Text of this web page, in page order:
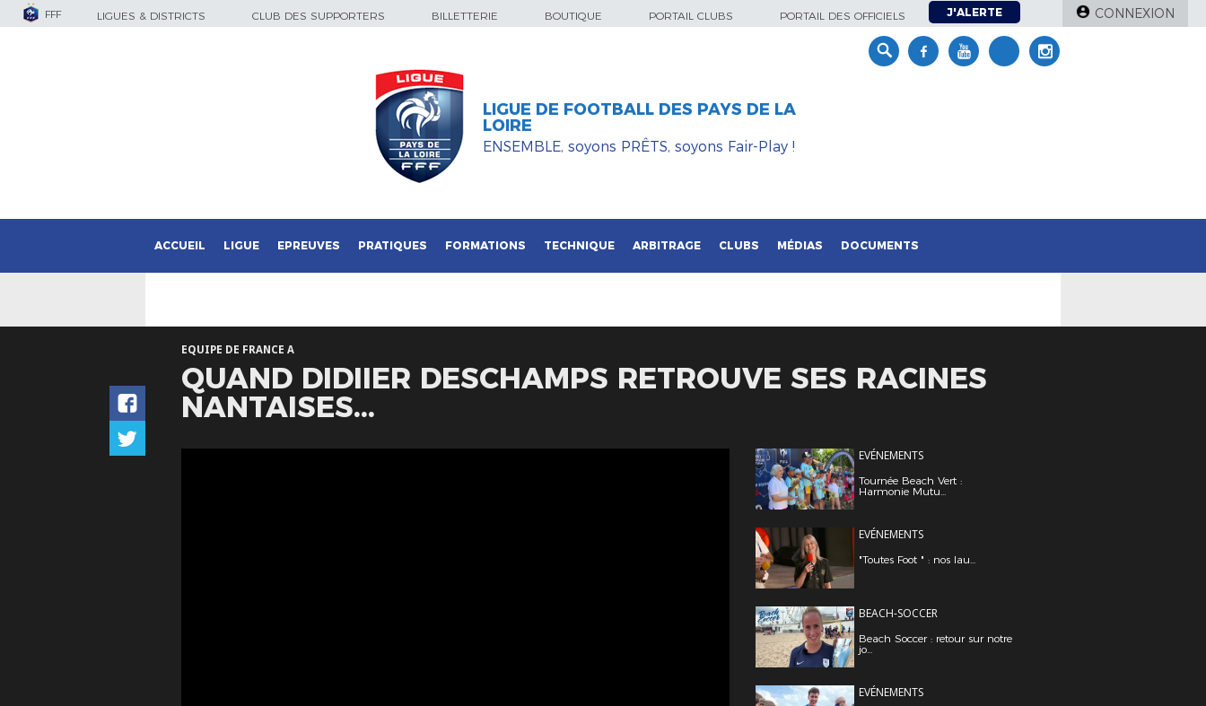
FFF LIGUES & DISTRICTS CLUB DES SUPPORTERS BILLETTERIE BOUTIQUE PORTAIL CLUBS PORTAIL DES OFFICIELS J'ALERTE CONNEXION
LIGUE DE FOOTBALL DES PAYS DE LA
LOIRE
ENSEMBLE, soyons PRÊTS, soyons Fair-Play !
ACCUEIL LIGUE EPREUVES PRATIQUES FORMATIONS TECHNIQUE ARBITRAGE CLUBS MÉDIAS DOCUMENTS
EQUIPE DE FRANCE A
QUAND DIDIIER DESCHAMPS RETROUVE SES RACINES
NANTAISES...
EVÉNEMENTS
Tournée Beach Vert :
Harmonie Mutu...
EVÉNEMENTS
"Toutes Foot " : nos lau...
BEACH-SOCCER
Beach Soccer : retour sur notre
jo...
EVÉNEMENTS